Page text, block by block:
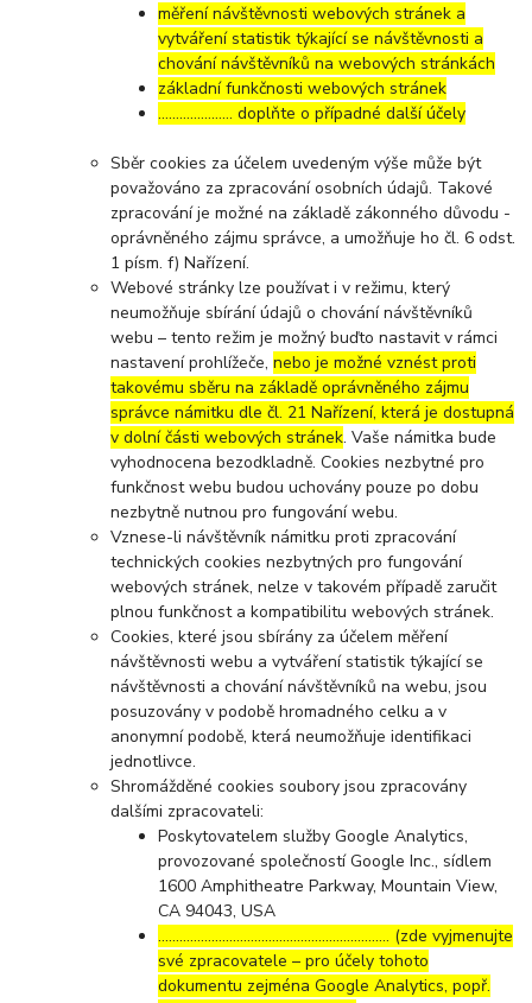
měření návštěvnosti webových stránek a
vytváření statistik týkající se návštěvnosti a
chování návštěvníků na webových stránkách
základní funkčnosti webových stránek
………………… doplňte o případné další účely
Sběr cookies za účelem uvedeným výše může být
považováno za zpracování osobních údajů. Takové
zpracování je možné na základě zákonného důvodu -
oprávněného zájmu správce, a umožňuje ho čl. 6 odst.
1 písm. f) Nařízení.
Webové stránky lze používat i v režimu, který
neumožňuje sbírání údajů o chování návštěvníků
webu – tento režim je možný buďto nastavit v rámci
nastavení prohlížeče,nebo je možné vznést proti
takovému sběru na základě oprávněného zájmu
správce námitku dle čl. 21 Nařízení, která je dostupná
v dolní části webových stránek. Vaše námitka bude
vyhodnocena bezodkladně. Cookies nezbytné pro
funkčnost webu budou uchovány pouze po dobu
nezbytně nutnou pro fungování webu.
Vznese-li návštěvník námitku proti zpracování
technických cookies nezbytných pro fungování
webových stránek, nelze v takovém případě zaručit
plnou funkčnost a kompatibilitu webových stránek.
Cookies, které jsou sbírány za účelem měření
návštěvnosti webu a vytváření statistik týkající se
návštěvnosti a chování návštěvníků na webu, jsou
posuzovány v podobě hromadného celku a v
anonymní podobě, která neumožňuje identifikaci
jednotlivce.
Shromážděné cookies soubory jsou zpracovány
dalšími zpracovateli:
Poskytovatelem služby Google Analytics,
provozované společností Google Inc., sídlem
1600 Amphitheatre Parkway, Mountain View,
CA 94043, USA
……………………………………………………..… (zde vyjmenujte
své zpracovatele – pro účely tohoto
dokumentu zejména Google Analytics, popř.